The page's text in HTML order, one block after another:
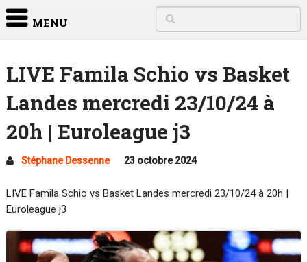
MENU
LIVE Famila Schio vs Basket
Landes mercredi 23/10/24 à
20h | Euroleague j3
Stéphane Dessenne 23 octobre 2024
LIVE Famila Schio vs Basket Landes mercredi 23/10/24 à 20h |
Euroleague j3